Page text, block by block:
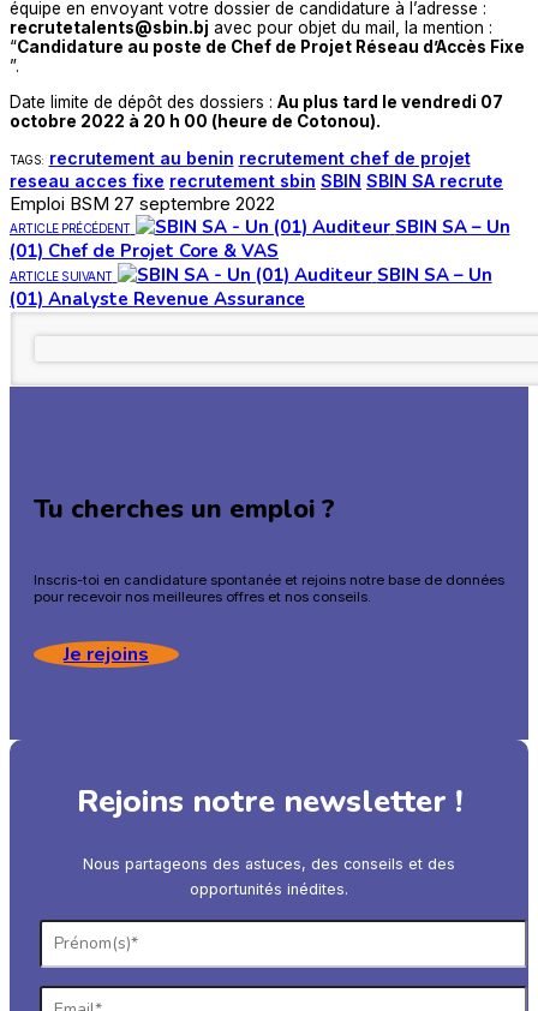
équipe en envoyant votre dossier de candidature à l’adresse :
recrutetalents@sbin.bj avec pour objet du mail, la mention :
“Candidature au poste de Chef de Projet Réseau d’Accès Fixe
”.
Date limite de dépôt des dossiers : Au plus tard le vendredi 07
octobre 2022 à 20 h 00 (heure de Cotonou).
TAGS: recrutement au benin recrutement chef de projet
reseau acces fixe recrutement sbin SBIN SBIN SA recrute
Emploi BSM 27 septembre 2022
ARTICLE PRÉCÉDENT
SBIN SA – Un
(01) Chef de Projet Core & VAS
ARTICLE SUIVANT
SBIN SA – Un
(01) Analyste Revenue Assurance
Tu cherches un emploi ?
Inscris-toi en candidature spontanée et rejoins notre base de données
pour recevoir nos meilleures offres et nos conseils.
Je rejoins
Rejoins notre newsletter !
Nous partageons des astuces, des conseils et des
opportunités inédites.